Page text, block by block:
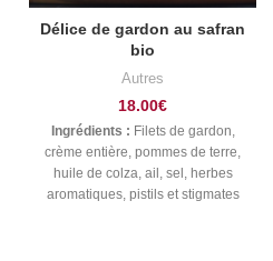
Délice de gardon au safran
bio
Autres
18.00€
Ingrédients : Filets de gardon,
crème entière, pommes de terre,
huile de colza, ail, sel, herbes
aromatiques, pistils et stigmates